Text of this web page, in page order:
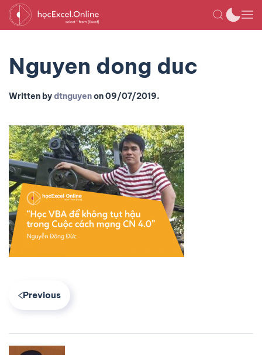
Nguyen dong duc
Written bydtnguyenon09/07/2019.
Previous